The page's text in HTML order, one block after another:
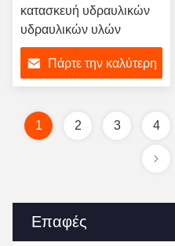
Επαφές
κατασκευή υδραυλικών
υδραυλικών υλών
Πάρτε την καλύτερη
1 2 3 4